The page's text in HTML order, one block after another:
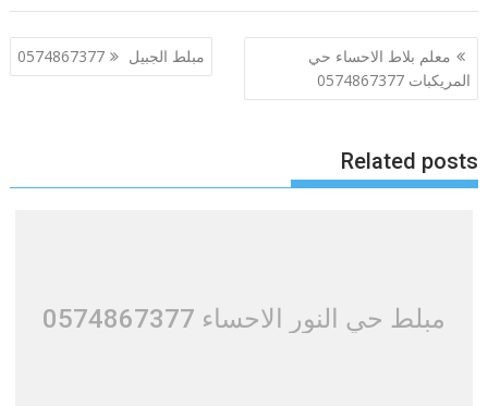
تصفّح
المقالات
معلم بلاط الاحساء حي
المريكبات 0574867377
مبلط الجبيل 0574867377
Related posts
مبلط حي النور الاحساء 0574867377